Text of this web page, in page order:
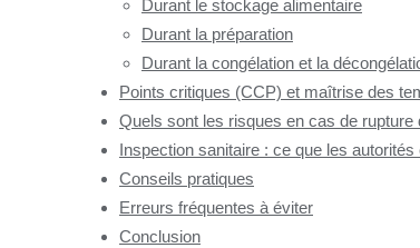
Durant le stockage alimentaire
Durant la préparation
Durant la congélation et la
Points critiques (CCP) et maîtrise des
Quels sont les risques en cas de rupture
Inspection sanitaire : ce que les autorités
Conseils pratiques
Erreurs fréquentes à éviter
Conclusion